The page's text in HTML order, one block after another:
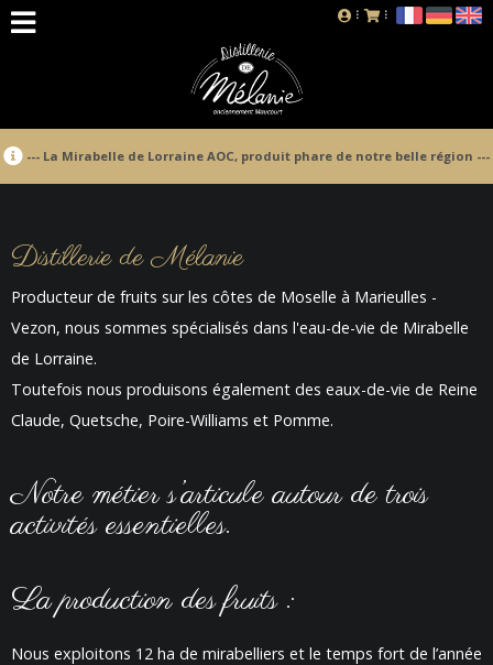
--- La Mirabelle de Lorraine AOC, produit phare de notre belle région ---
Distillerie de Mélanie
Producteur de fruits sur les côtes de Moselle à Marieulles -
Vezon, nous sommes spécialisés dans l'eau-de-vie de Mirabelle
de Lorraine.
Toutefois nous produisons également des eaux-de-vie de Reine
Claude, Quetsche, Poire-Williams et Pomme.
Notre métier s’articule autour de trois
activités essentielles.
La production des fruits :
Nous exploitons 12 ha de mirabelliers et le temps fort de l’année